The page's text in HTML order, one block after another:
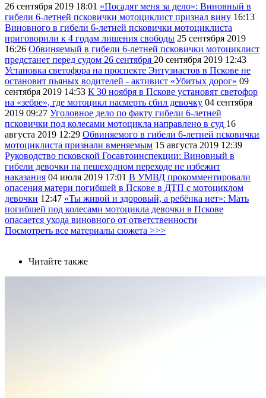
26 сентября 2019 18:01 «Посадят меня за дело»: Виновный в
гибели 6-летней псковички мотоциклист признал вину 16:13
Виновного в гибели 6-летней псковички мотоциклиста
приговорили к 4 годам лишения свободы 25 сентября 2019
16:26 Обвиняемый в гибели 6-летней псковички мотоциклист
предстанет перед судом 26 сентября 20 сентября 2019 12:43
Установка светофора на проспекте Энтузиастов в Пскове не
остановит пьяных водителей - активист «Убитых дорог» 09
сентября 2019 14:53 К 30 ноября в Пскове установят светофор
на «зебре», где мотоцикл насмерть сбил девочку 04 сентября
2019 09:27 Уголовное дело по факту гибели 6-летней
псковички под колесами мотоцикла направлено в суд 16
августа 2019 12:29 Обвиняемого в гибели 6-летней псковички
мотоциклиста признали вменяемым 15 августа 2019 12:39
Руководство псковской Госавтоинспекции: Виновный в
гибели девочки на пешеходном переходе не избежит
наказания 04 июля 2019 17:01 В УМВД прокомментировали
опасения матери погибшей в Пскове в ДТП с мотоциклом
девочки 12:47 «Ты живой и здоровый, а ребёнка нет»: Мать
погибшей под колесами мотоцикла девочки в Пскове
опасается ухода виновного от ответственности
Посмотреть все материалы сюжета >>>
Читайте также